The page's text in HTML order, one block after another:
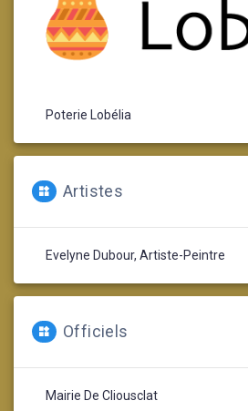
Poterie Lobélia
Artistes
Evelyne Dubour, Artiste-Peintre
Officiels
Mairie De Cliousclat